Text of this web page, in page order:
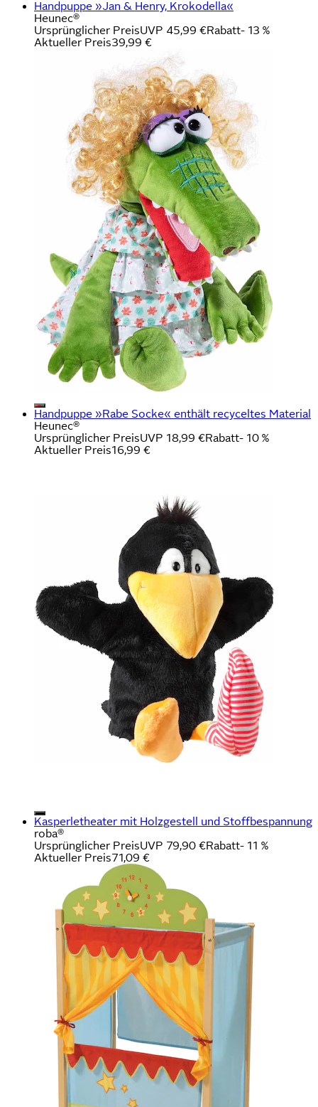
Handpuppe »Jan & Henry, Krokodella«
Heunec®
Ursprünglicher PreisUVP 45,99 €Rabatt- 13 %
Aktueller Preis39,99 €
Handpuppe »Rabe Socke« enthält recyceltes Material
Heunec®
Ursprünglicher PreisUVP 18,99 €Rabatt- 10 %
Aktueller Preis16,99 €
Kasperletheater mit Holzgestell und Stoffbespannung
roba®
Ursprünglicher PreisUVP 79,90 €Rabatt- 11 %
Aktueller Preis71,09 €